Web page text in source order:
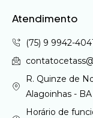
Atendimento
(75) 9 9942-
R. Quinze de
Alagoinhas - BA
Horário de